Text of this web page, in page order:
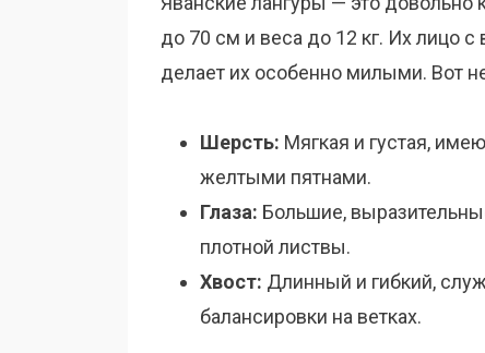
до 70 см и веса до 12 кг. Их лицо
делает их особенно милыми. Вот
Шерсть: Мягкая и густая,
желтыми пятнами.
Глаза: Большие,
плотной листвы.
Хвост: Длинный и гибкий,
балансировки на ветках.